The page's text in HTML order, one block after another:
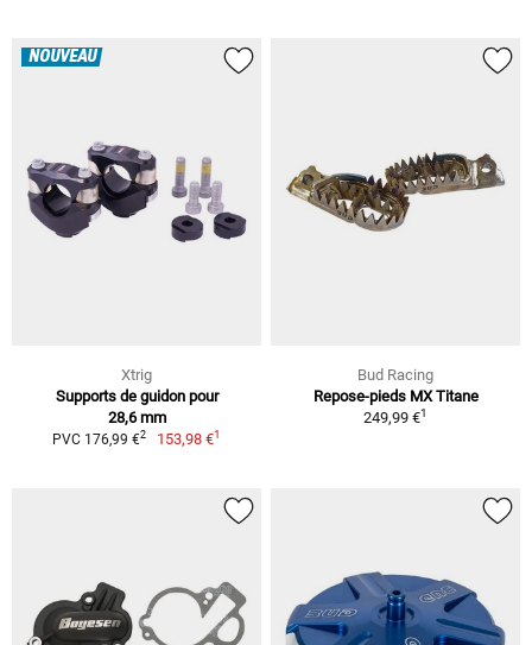
NOUVEAU
Xtrig
Supports de guidon pour
28,6 mm
PVC 176,99 €2 153,98 €1
Bud Racing
Repose-pieds MX Titane
249,99 €1